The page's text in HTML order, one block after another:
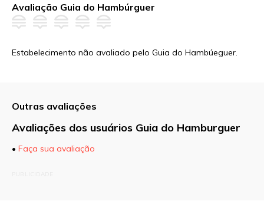
Avaliação Guia do Hambúrguer
Estabelecimento não avaliado pelo Guia do Hambúeguer.
Outras avaliações
Avaliações dos usuários Guia do Hamburguer
• Faça sua avaliação